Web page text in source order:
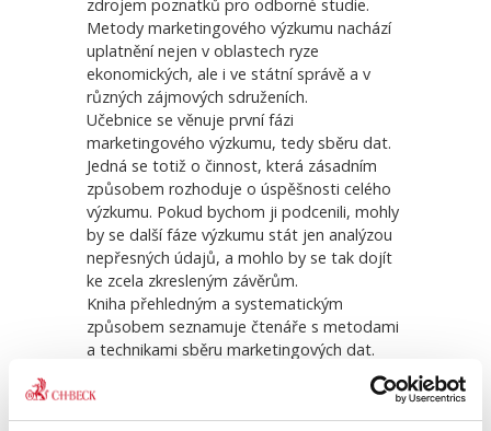
390,00 Kč
zdrojem poznatků pro odborné studie.
Metody marketingového výzkumu nachází
uplatnění nejen v oblastech ryze
ekonomických, ale i ve státní správě a v
různých zájmových sdruženích.
Učebnice se věnuje první fázi
marketingového výzkumu, tedy sběru dat.
Jedná se totiž o činnost, která zásadním
způsobem rozhoduje o úspěšnosti celého
výzkumu. Pokud bychom ji podcenili, mohly
by se další fáze výzkumu stát jen analýzou
nepřesných údajů, a mohlo by se tak dojít
ke zcela zkresleným závěrům.
Kniha přehledným a systematickým
způsobem seznamuje čtenáře s metodami
a technikami sběru marketingových dat.
Klíčová část se zabývá metodikou tvorby
výběrových souborů. Jsou popsány a
vysvětleny postupy aplikace náhodného